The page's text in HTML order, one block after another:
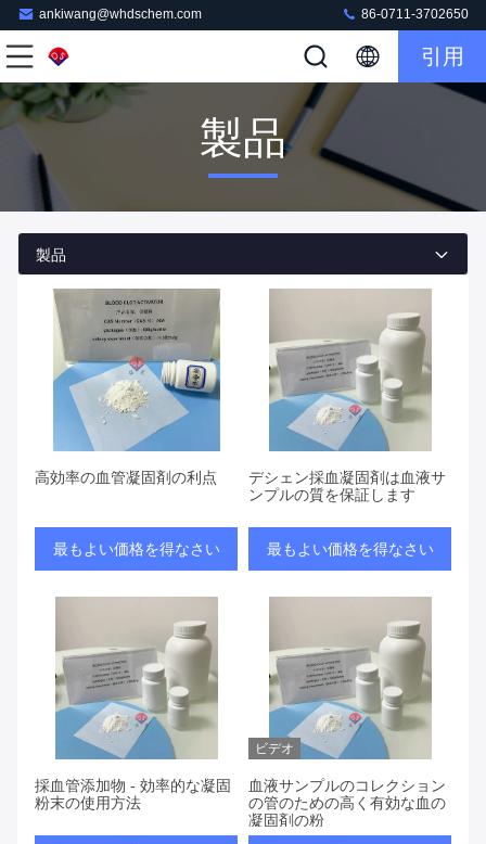
ankiwang@whdschem.com 86-0711-3702650
引用
製品
製品
高効率の血管凝固剤の利点
最もよい価格を得なさい
デシェン採血凝固剤は血液サ
ンプルの質を保証します
最もよい価格を得なさい
採血管添加物 - 効率的な凝固
粉末の使用方法
ビデオ
血液サンプルのコレクション
の管のための高く有効な血の
凝固剤の粉